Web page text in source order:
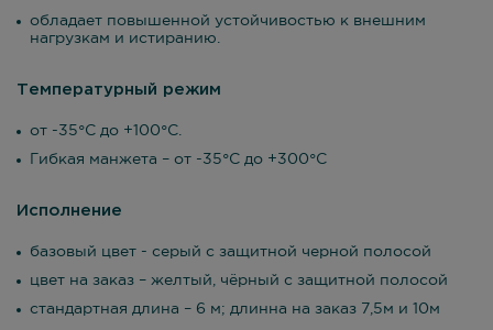
обладает повышенной устойчивостью к внешним
нагрузкам и истиранию.
Температурный режим
от -35°С до +100°С.
Гибкая манжета – от -35°С до +300°С
Исполнение
базовый цвет - серый с защитной черной полосой
цвет на заказ – желтый, чёрный с защитной полосой
стандартная длина – 6 м; длинна на заказ 7,5м и 10м